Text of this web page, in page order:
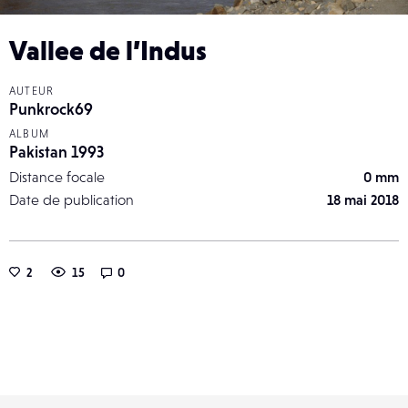
Vallee de l’Indus
AUTEUR
Punkrock69
ALBUM
Pakistan 1993
Distance focale
0 mm
Date de publication
18 mai 2018
2 15 0